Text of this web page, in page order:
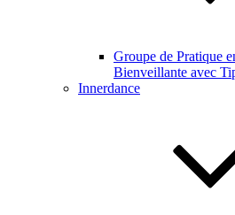
Groupe de Pratique
Bienveillante avec
Innerdance